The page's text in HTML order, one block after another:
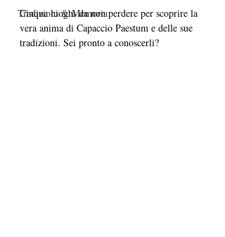
Tradizioni & Memoria
Cinque luoghi da non perdere per scoprire la
vera anima di Capaccio Paestum e delle sue
tradizioni. Sei pronto a conoscerli?